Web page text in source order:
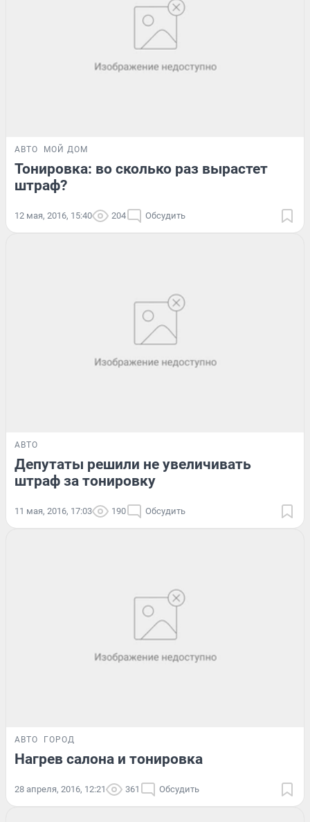
АВТО МОЙ ДОМ
Тонировка: во сколько раз вырастет
штраф?
12 мая, 2016, 15:40 204 Обсудить
АВТО
Депутаты решили не увеличивать
штраф за тонировку
11 мая, 2016, 17:03 190 Обсудить
АВТО ГОРОД
Нагрев салона и тонировка
28 апреля, 2016, 12:21 361 Обсудить